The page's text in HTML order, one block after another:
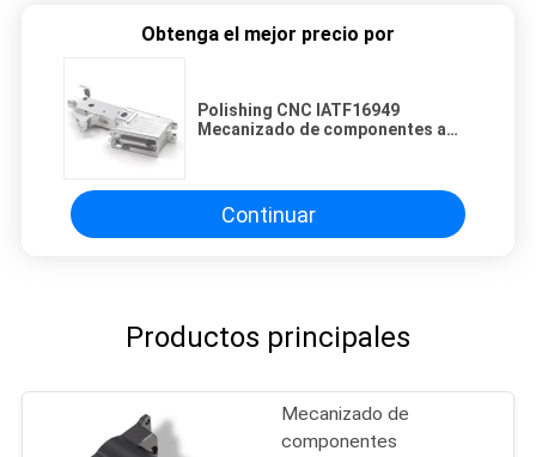
Obtenga el mejor precio por
Polishing CNC IATF16949
Mecanizado de componentes a
Continuar
Productos principales
Mecanizado de
componentes